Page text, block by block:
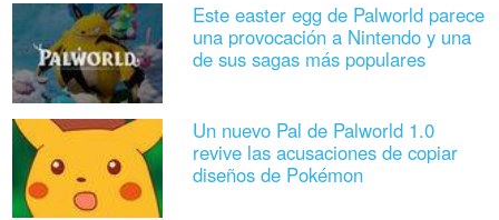
Este easter egg de Palworld parece
una provocación a Nintendo y una
de sus sagas más populares
Un nuevo Pal de Palworld 1.0
revive las acusaciones de copiar
diseños de Pokémon